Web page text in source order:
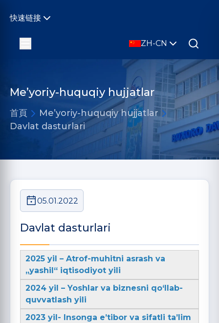
快速链接
ZH-CN
Me’yoriy-huquqiy hujjatlar
首頁
Me’yoriy-huquqiy hujjatlar
Davlat dasturlari
05.01.2022
Davlat dasturlari
2025 yil – Atrof-muhitni asrash va
„yashil“ iqtisodiyot yili
2024 yil – Yoshlar va biznesni qo‘llab-
quvvatlash yili
2023 yil- Insonga e’tibor va sifatli ta’lim